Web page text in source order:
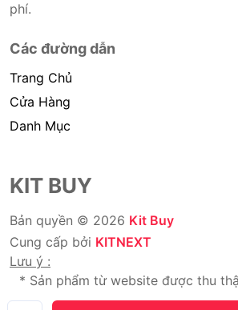
phí.
Các đường dẫn
Trang Chủ
Cửa Hàng
Danh Mục
KIT BUY
Bản quyền © 2026 Kit Buy
Cung cấp bởi KITNEXT
Lưu ý :
* Sản phẩm từ website được thu
* Chúng tôi không bán hàng.